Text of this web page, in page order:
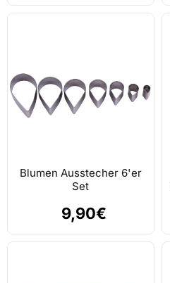
Blumen Ausstecher 6'er
Set
9,90€